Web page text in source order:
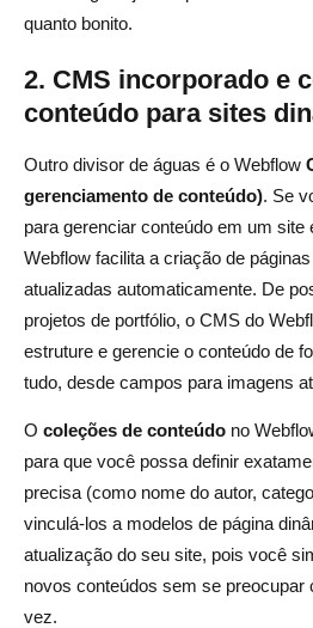
quanto bonito.
2. CMS incorporado e
conteúdo para sites
Outro divisor de águas é o Webflow
gerenciamento de conteúdo). Se
para gerenciar conteúdo em um site
Webflow facilita a criação de
atualizadas automaticamente. De
projetos de portfólio, o CMS do
estruture e gerencie o conteúdo de
tudo, desde campos para imagens
O coleções de conteúdo no
para que você possa definir
precisa (como nome do autor,
vinculá-los a modelos de página
atualização do seu site, pois você
novos conteúdos sem se preocupar
vez.